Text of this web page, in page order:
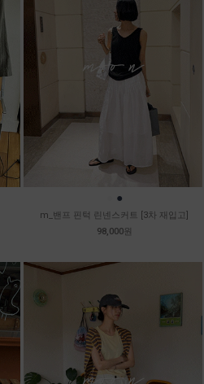
●
m_밴프 핀턱 린넨스커트 [3차 재입고]
98,000원